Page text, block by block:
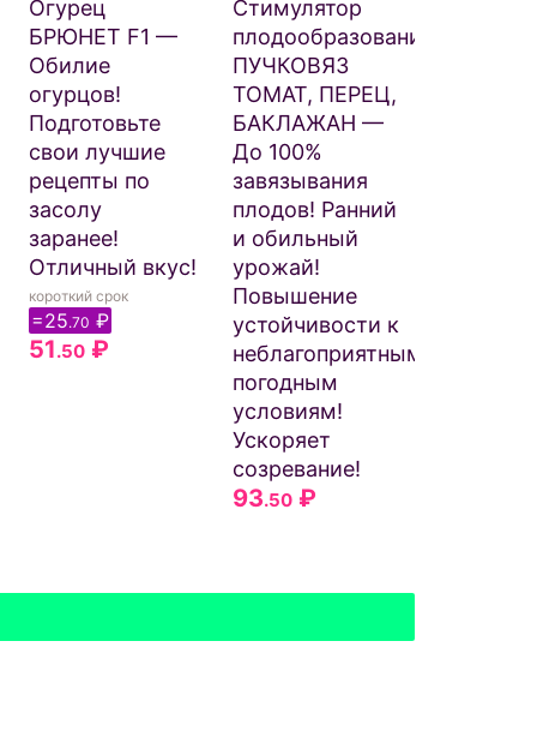
Огурец
БРЮНЕТ F1 —
Обилие
огурцов!
Подготовьте
свои лучшие
рецепты по
засолу
заранее!
Отличный вкус!
короткий срок
=25.70 ₽
51.50₽
Стимулятор
плодообразования
ПУЧКОВЯЗ
ТОМАТ, ПЕРЕЦ,
БАКЛАЖАН —
До 100%
завязывания
плодов! Ранний
и обильный
урожай!
Повышение
устойчивости к
неблагоприятным
погодным
условиям!
Ускоряет
созревание!
93.50₽